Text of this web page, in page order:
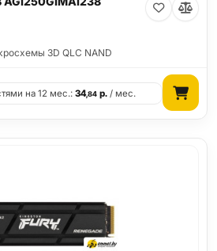
3D QLC NAND
на 12 мес.:34,84 р. / мес.